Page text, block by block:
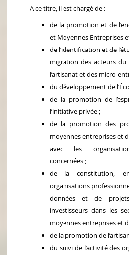
A ce titre, il est chargé de :
de la promotion et de
et Moyennes Entreprises
de l’identification et de
migration des acteurs
l’artisanat et des micro-
du développement de
de la promotion de
l’initiative privée ;
de la promotion des
moyennes entreprises et
avec les
concernées ;
de la constitution,
organisations
données et de
investisseurs dans les
moyennes entreprises et
de la promotion de
du suivi de l’activité des